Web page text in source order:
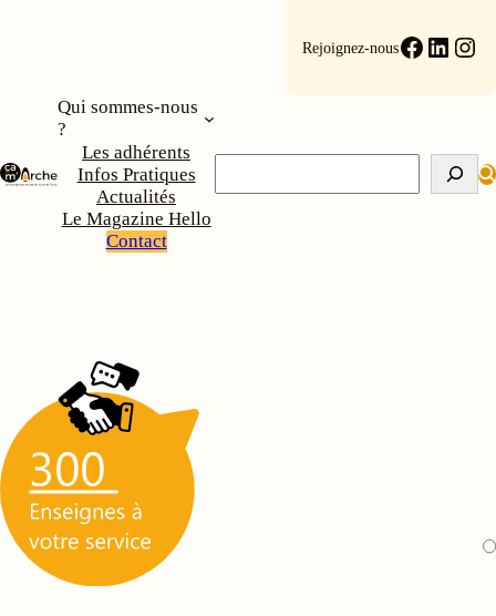
Rejoignez-nous
Qui sommes-nous
?
Les adhérents
Infos Pratiques
Actualités
Le Magazine Hello
Contact